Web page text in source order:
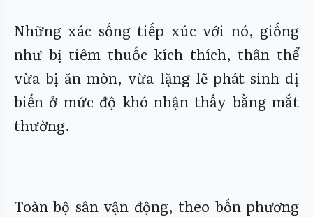
Những xác sống tiếp xúc với nó, giống
như bị tiêm thuốc kích thích, thân thể
vừa bị ăn mòn, vừa lặng lẽ phát sinh dị
biến ở mức độ khó nhận thấy bằng mắt
thường.
Toàn bộ sân vận động, theo bốn phương